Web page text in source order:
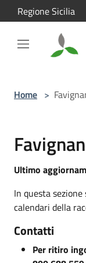
Salta al contenuto
Regione Sicilia
Home >
Ultimo
In questa
calendari della
Contatti
Per ritiro